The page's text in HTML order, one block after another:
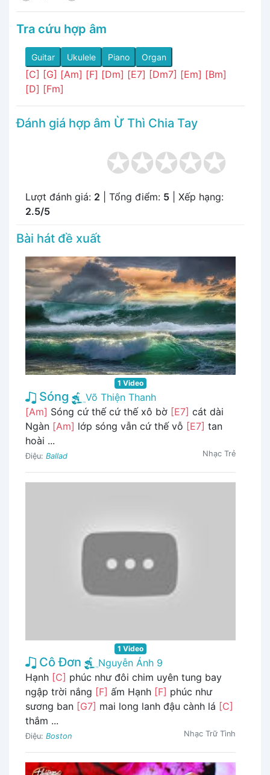
Tra cứu hợp âm
Guitar Ukulele Piano Organ
[C] [G] [Am] [F] [Dm] [E7] [Dm7] [Em] [Bm]
[D] [Fm]
Đánh giá hợp âm Ừ Thì Chia Tay
Lượt đánh giá: 2 | Tổng điểm: 5 | Xếp hạng:
2.5/5
Bài hát đề xuất
1 Video
Sóng
Võ Thiện Thanh
[Am] Sóng cứ thế cứ thế xô bờ [E7] cát dài
Ngàn [Am] lớp sóng vẫn cứ thế vỗ [E7] tan
hoài ...
Điệu: Ballad Nhạc Trẻ
1 Video
Cô Đơn
Nguyễn Ánh 9
Hạnh [C] phúc như đôi chim uyên tung bay
ngập trời nắng [F] ấm Hạnh [F] phúc như
sương ban [G7] mai long lanh đậu cành lá [C]
thắm ...
Điệu: Boston Nhạc Trữ Tình